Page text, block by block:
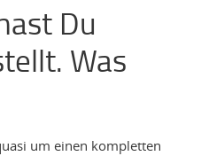
Du
Was
um einen kompletten